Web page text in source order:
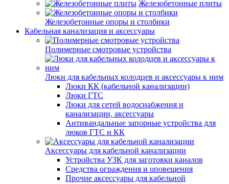
Железобетонные плиты
Железобетонные опоры и столбики
Кабельная канализация и аксессуары
Полимерные смотровые устройства
Люки для кабельных колодцев и аксессуары к ним
Люки КК (кабельной канализации)
Люки ГТС
Люки для сетей водоснабжения и
канализации, аксессуары
Антивандальные запорные устройства для
люков ГТС и КК
Аксессуары для кабельной канализации
Устройства УЗК для заготовки каналов
Средства ограждения и оповещения
Прочие аксессуары для кабельной